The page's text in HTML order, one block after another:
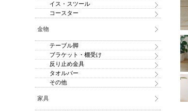
イス・スツール
コースター
金物
テーブル脚
ブラケット・棚受け
反り止め金具
タオルバー
その他
家具